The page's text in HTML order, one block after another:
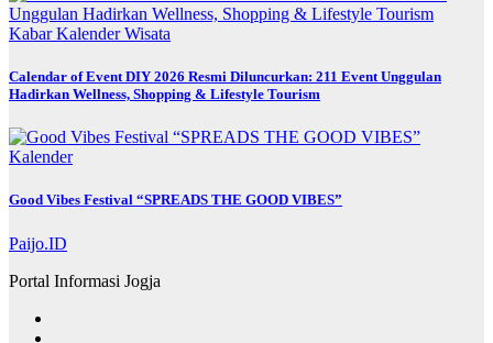
KabarKalenderWisata
Calendar of Event DIY 2026 Resmi Diluncurkan: 211 Event Unggulan
Hadirkan Wellness, Shopping & Lifestyle Tourism
Kalender
Good Vibes Festival “SPREADS THE GOOD VIBES”
Paijo.ID
Portal Informasi Jogja